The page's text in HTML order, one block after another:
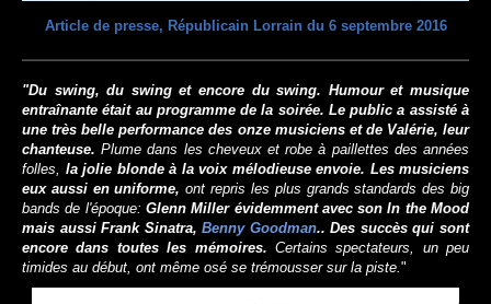
Article de presse, Républicain Lorrain du 6 septembre 2016
"Du swing, du swing et encore du swing. Humour et musique
entraînante était au programme de la soirée. Le public a assisté à
une très belle performance des onze musiciens et de Valérie, leur
chanteuse.Plume dans les cheveux et robe à paillettes des années
folles,
la jolie blonde à la voix mélodieuse envoie. Les musiciens
eux aussi en uniforme,ont repris les plus grands standards des big
bands de l'époque: Glenn Miller évidemment avec son In the Mood
mais aussi Frank Sinatra,Benny Goodman.. Des succès qui sont
encore dans toutes les mémoires. Certains spectateurs, un peu
timides au début, ont même osé se trémousser sur la piste. "